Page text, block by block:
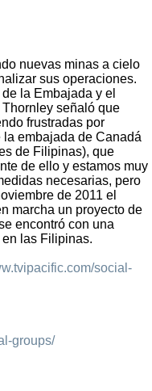
nuevas minas a cielo
sus operaciones.
la Embajada y el
señaló que
frustradas por
embajada de Canadá
de Filipinas), que
de ello y estamos muy
necesarias, pero
de 2011 el
marcha un proyecto de
encontró con una
las Filipinas.
social-
groups/